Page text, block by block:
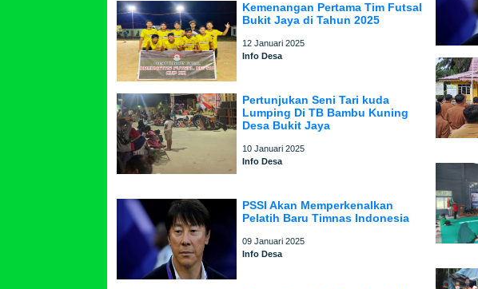
Kemenangan Pertama Tim Futsal
Bukit Jaya di Tahun 2025
12 Januari 2025
Info Desa
Pertunjukan Seni Tari kuda
Lumping Di TB Bambu Kuning
Desa Bukit Jaya
10 Januari 2025
Info Desa
PSSI Akan Memperkenalkan
Pelatih Baru Timnas Indonesia
09 Januari 2025
Info Desa